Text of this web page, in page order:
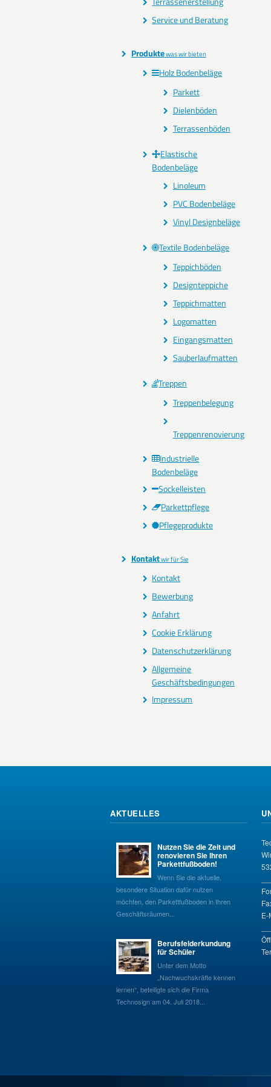
Service und Beratung
Produktewas wir bieten
Holz Bodenbeläge
Parkett
Dielenböden
Terrassenböden
Elastische
Bodenbeläge
Linoleum
PVC Bodenbeläge
Vinyl Designbeläge
Textile Bodenbeläge
Teppichböden
Designteppiche
Teppichmatten
Logomatten
Eingangsmatten
Sauberlaufmatten
Treppen
Treppenbelegung
Treppenrenovierung
Industrielle
Bodenbeläge
Sockelleisten
Parkettpflege
Pflegeprodukte
Kontaktwir für Sie
Kontakt
Bewerbung
Anfahrt
Cookie Erklärung
Datenschutzerklärung
Allgemeine
Geschäftsbedingungen
Impressum
AKTUELLES
Nutzen Sie die Zeit und
renovieren Sie Ihren
Parkettfußboden!
Wenn Sie die aktuelle,
besondere Situation dafür nutzen
möchten, den Parkettfußboden in Ihren
Geschäftsräumen...
Berufsfelderkundung
für Schüler
Unter dem Motto
„Nachwuchskräfte kennen
lernen“, beteiligte sich die Firma
Technosign am 04. Juli 2018...
E-